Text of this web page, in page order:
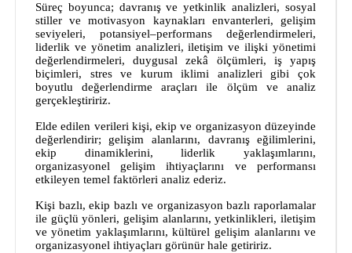
Süreç boyunca; davranış ve yetkinlik analizleri, sosyal
stiller ve motivasyon kaynakları envanterleri, gelişim
seviyeleri, potansiyel–performans değerlendirmeleri,
liderlik ve yönetim analizleri, iletişim ve ilişki yönetimi
değerlendirmeleri, duygusal zekâ ölçümleri, iş yapış
biçimleri, stres ve kurum iklimi analizleri gibi çok
boyutlu değerlendirme araçları ile ölçüm ve analiz
gerçekleştiririz.
Elde edilen verileri kişi, ekip ve organizasyon düzeyinde
değerlendirir; gelişim alanlarını, davranış eğilimlerini,
ekip dinamiklerini, liderlik yaklaşımlarını,
organizasyonel gelişim ihtiyaçlarını ve performansı
etkileyen temel faktörleri analiz ederiz.
Kişi bazlı, ekip bazlı ve organizasyon bazlı raporlamalar
ile güçlü yönleri, gelişim alanlarını, yetkinlikleri, iletişim
ve yönetim yaklaşımlarını, kültürel gelişim alanlarını ve
organizasyonel ihtiyaçları görünür hale getiririz.